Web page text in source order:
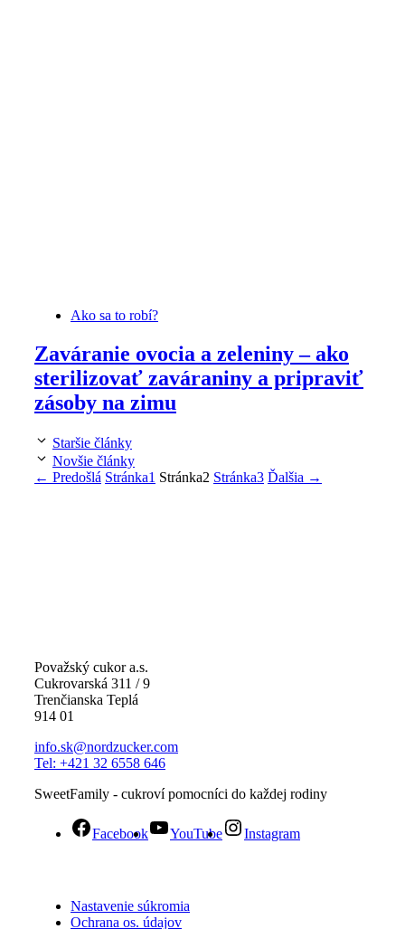
Ako sa to robí?
Zaváranie ovocia a zeleniny – ako
sterilizovať zaváraniny a pripraviť
zásoby na zimu
Staršie články
Novšie články
← Predošlá Stránka1 Stránka2 Stránka3 Ďalšia →
Považský cukor a.s.
Cukrovarská 311 / 9
Trenčianska Teplá
914 01
info.sk@nordzucker.com
Tel: +421 32 6558 646
SweetFamily - cukroví pomocníci do každej rodiny
Facebook YouTube Instagram
Nastavenie súkromia
Ochrana os. údajov